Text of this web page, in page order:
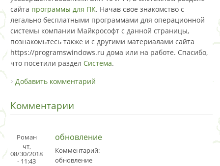
сайта программы для ПК. Начав свое знакомство с
легально бесплатными программами для операционной
системы компании Майкрософт с данной страницы,
познакомьтесь также и с другими материалами сайта
https://programswindows.ru дома или на работе. Спасибо,
что посетили раздел Система.
Добавить комментарий
Комментарии
Роман
чт,
08/30/2018
- 11:43
обновление
Комментарий:
обновление